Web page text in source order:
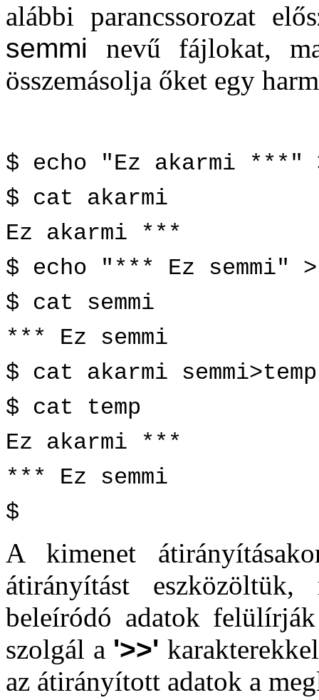
alábbi parancssorozat
semmi nevű fájlokat,
összemásolja őket egy
$ echo "Ez akarmi ***"
$ cat akarmi
Ez akarmi ***
$ echo "*** Ez semmi" >
$ cat semmi
*** Ez semmi
$ cat akarmi semmi>temp
$ cat temp
Ez akarmi ***
*** Ez semmi
$
A kimenet
átirányítást
beleíródó adatok
szolgál a '>>'
az átirányított adatok a